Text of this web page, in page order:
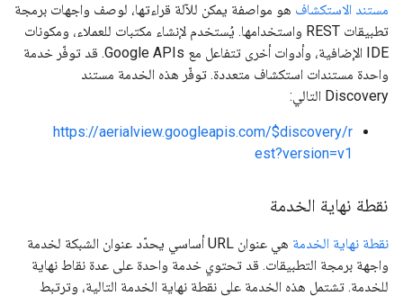
مستند الاستكشاف هو مواصفة يمكن للآلة قراءتها، لوصف واجهات برمجة
تطبيقات REST واستخدامها. يُستخدم لإنشاء مكتبات للعملاء، ومكونات
IDE الإضافية، وأدوات أخرى تتفاعل مع Google APIs. قد توفّر خدمة
واحدة مستندات استكشاف متعددة. توفّر هذه الخدمة مستند
Discovery التالي:
https://aerialview.googleapis.com/$discovery/r
est?version=v1
نقطة نهاية الخدمة
نقطة نهاية الخدمة
هي عنوان URL أساسي يحدّد عنوان الشبكة لخدمة
واجهة برمجة التطبيقات. قد تحتوي خدمة واحدة على عدة نقاط نهاية
للخدمة. تشتمل هذه الخدمة على نقطة نهاية الخدمة التالية، وترتبط